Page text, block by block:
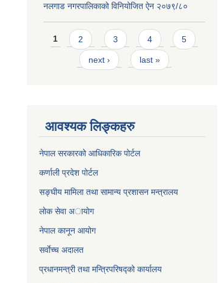
नलगाड नगरपालिकाको विनियोजित ऐन २०७९/८०
Pages
1 2 3 4 5
next › last »
आवश्यक लिङ्कहरु
नेपाल सरकारको आधिकारिक पोर्टल
कर्णाली प्रदेश पोर्टल
सङ्घीय मामिला तथा सामान्य प्रशासन मन्त्रालय
लाेक सेवा अायाेग
नेपाल कानून आयोग
सर्वाेच्च अदालत
प्रधानमन्त्री तथा मन्त्रिपरिषद्को कार्यालय